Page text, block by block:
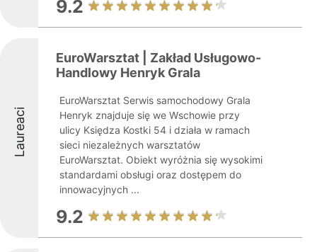
9.2
Laureaci
EuroWarsztat | Zakład Usługowo-
Handlowy Henryk Grala
EuroWarsztat Serwis samochodowy Grala
Henryk znajduje się we Wschowie przy
ulicy Księdza Kostki 54 i działa w ramach
sieci niezależnych warsztatów
EuroWarsztat. Obiekt wyróżnia się wysokimi
standardami obsługi oraz dostępem do
innowacyjnych ...
9.2